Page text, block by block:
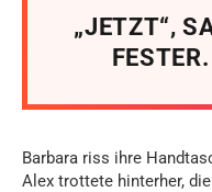
„JETZT“,
Barbara riss ihre
Alex trottete hinterher,